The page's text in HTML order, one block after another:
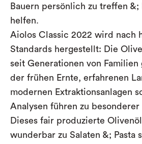
Bauern persönlich zu treffen
helfen.
Aiolos Classic 2022 wird nach
Standards hergestellt: Die
seit Generationen von
der frühen Ernte, erfahrenen
modernen Extraktionsanlagen
Analysen führen zu besonderer
Dieses fair produzierte
wunderbar zu Salaten &; Pasta